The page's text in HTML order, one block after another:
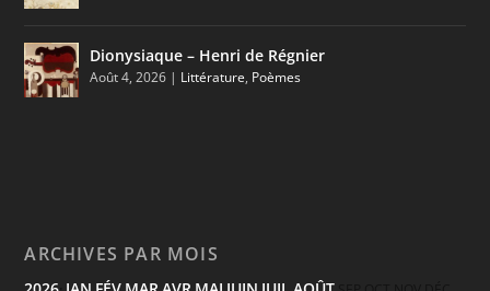
Dionysiaque – Henri de Régnier
Août 4, 2026 | Littérature, Poèmes
ARCHIVES PAR MOIS